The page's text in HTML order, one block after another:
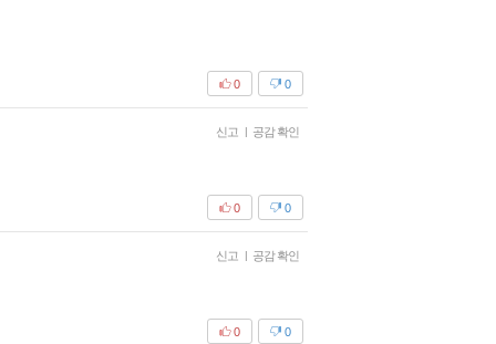
0
0
신고 | 공감 확인
0
0
신고 | 공감 확인
0
0